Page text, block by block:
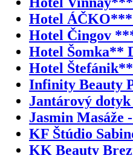
Hotel ÁČKO***
Hotel Čingov
Hotel Šomka**
Hotel
Infinity Beauty
Jantárový
Jasmin Masáže
KF Štúdio
KK Beauty